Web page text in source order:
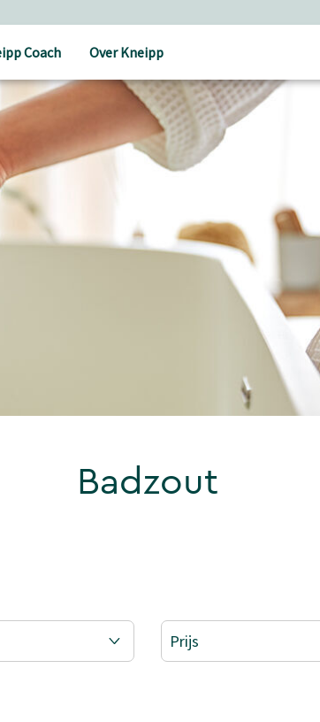
Coach Over Kneipp
Badzout
Prijs